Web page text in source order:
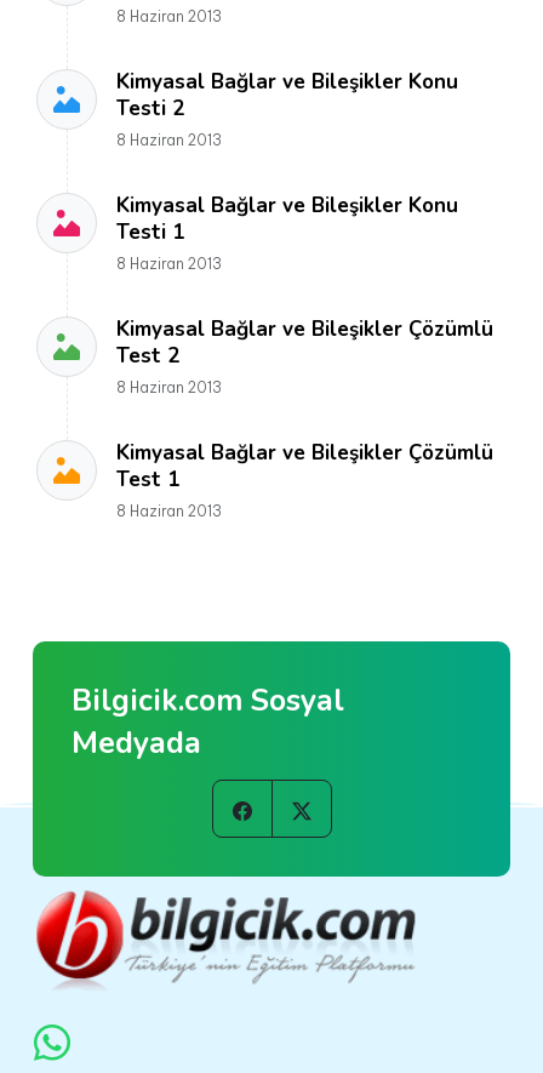
8 Haziran 2013
Kimyasal Bağlar ve Bileşikler Konu
Testi 2
8 Haziran 2013
Kimyasal Bağlar ve Bileşikler Konu
Testi 1
8 Haziran 2013
Kimyasal Bağlar ve Bileşikler Çözümlü
Test 2
8 Haziran 2013
Kimyasal Bağlar ve Bileşikler Çözümlü
Test 1
8 Haziran 2013
Bilgicik.com Sosyal
Medyada